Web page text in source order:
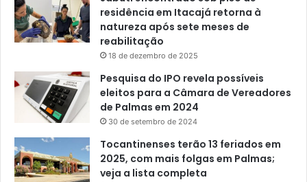
residência em Itacajá retorna à
natureza após sete meses de
reabilitação
18 de dezembro de 2025
Pesquisa do IPO revela possíveis
eleitos para a Câmara de Vereadores
de Palmas em 2024
30 de setembro de 2024
Tocantinenses terão 13 feriados em
2025, com mais folgas em Palmas;
veja a lista completa